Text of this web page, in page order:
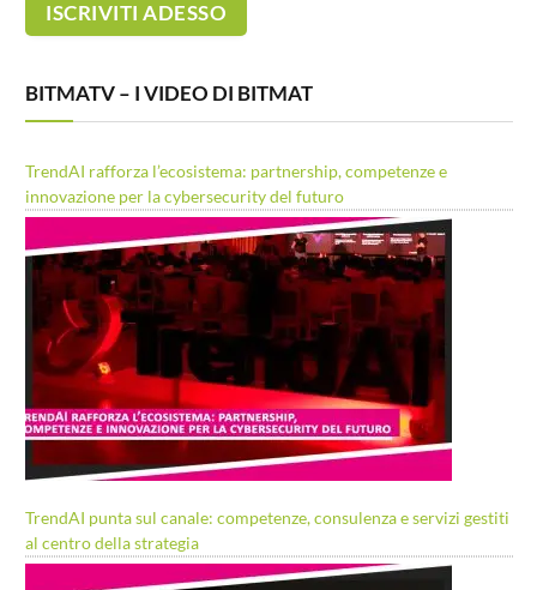
BITMATV – I VIDEO DI BITMAT
TrendAI rafforza l’ecosistema: partnership, competenze e
innovazione per la cybersecurity del futuro
TrendAI punta sul canale: competenze, consulenza e servizi gestiti
al centro della strategia